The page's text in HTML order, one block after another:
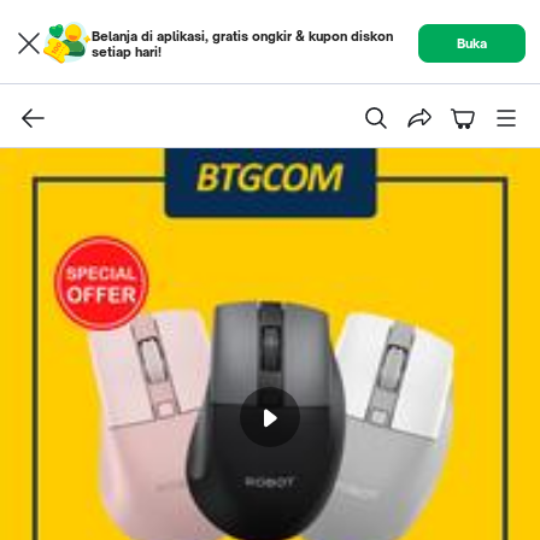
Belanja di aplikasi, gratis ongkir & kupon diskon
setiap hari!
Buka